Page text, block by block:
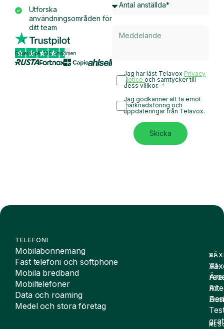
Utforska
användningsområden för
ditt team
Baserat på 430 omdömen
Jag har läst Telavox Privacy
Noticeoch samtycker till
dess villkor.
Jag godkänner att ta emot
marknadsföring och
uppdateringar från Telavox.
Skicka
TELEFONI
Mobilabonnemang
Fast telefoni och softphone
Mobila bredband
Mobiltelefoner
Data och roaming
Medel och stora företag
AI
AI-
AI